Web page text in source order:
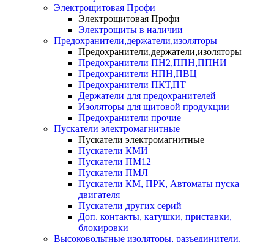
Электрощитовая Профи
Электрощитовая Профи
Электрощиты в наличии
Предохранители,держатели,изоляторы
Предохранители,держатели,изоляторы
Предохранители ПН2,ППН,ППНИ
Предохранители НПН,ПВЦ
Предохранители ПКТ,ПТ
Держатели для предохранителей
Изоляторы для щитовой продукции
Предохранители прочие
Пускатели электромагнитные
Пускатели электромагнитные
Пускатели КМИ
Пускатели ПМ12
Пускатели ПМЛ
Пускатели КМ, ПРК, Автоматы пуска
двигателя
Пускатели других серий
Доп. контакты, катушки, приставки,
блокировки
Высоковольтные изоляторы, разъединители,